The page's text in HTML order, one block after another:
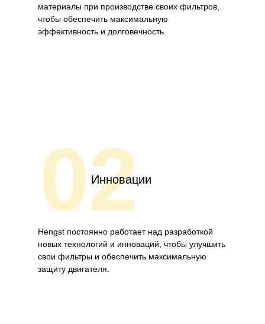
материалы при производстве своих фильтров,
чтобы обеспечить максимальную
эффективность и долговечность.
02
Инновации
Hengst постоянно работает над разработкой
новых технологий и инноваций, чтобы улучшить
свои фильтры и обеспечить максимальную
защиту двигателя.